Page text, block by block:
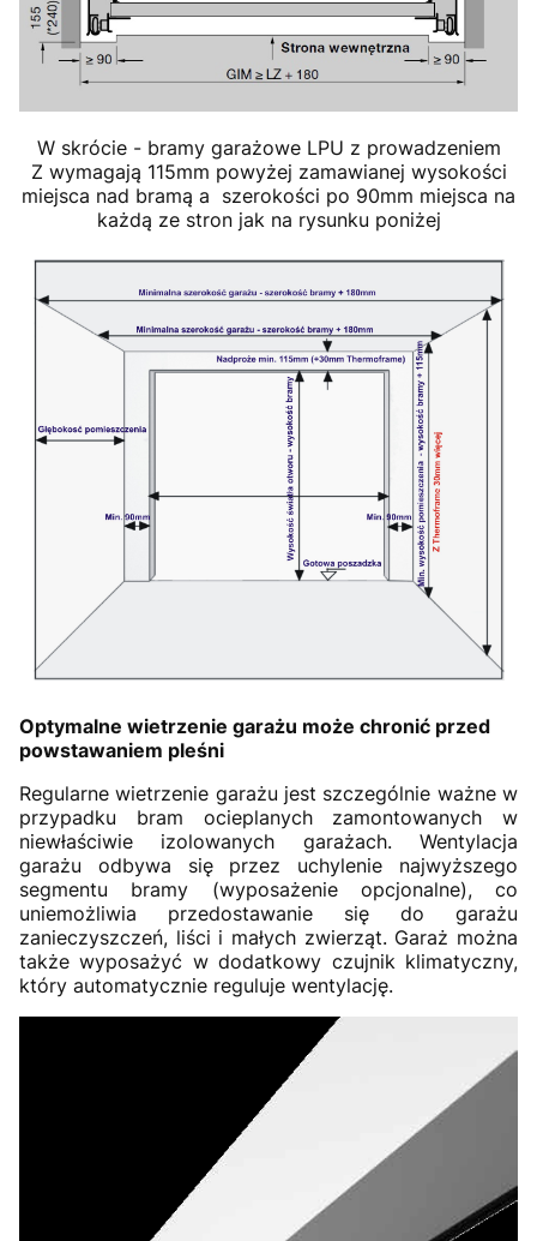
W skrócie - bramy garażowe LPU z prowadzeniem
Z wymagają 115mm powyżej zamawianej wysokości
miejsca nad bramą a szerokości po 90mm miejsca na
każdą ze stron jak na rysunku poniżej
Optymalne wietrzenie garażu może chronić przed
powstawaniem pleśni
Regularne wietrzenie garażu jest szczególnie ważne w
przypadku bram ocieplanych zamontowanych w
niewłaściwie izolowanych garażach. Wentylacja
garażu odbywa się przez uchylenie najwyższego
segmentu bramy (wyposażenie opcjonalne), co
uniemożliwia przedostawanie się do garażu
zanieczyszczeń, liści i małych zwierząt. Garaż można
także wyposażyć w dodatkowy czujnik klimatyczny,
który automatycznie reguluje wentylację.